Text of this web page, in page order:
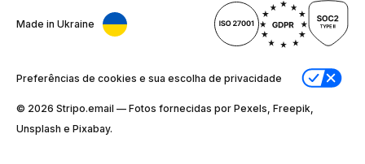
Made in Ukraine
Preferências de cookies e sua escolha de privacidade
© 2026 Stripо.email — Fotos fornecidas por Pexels, Freepik,
Unsplash e Pixabay.